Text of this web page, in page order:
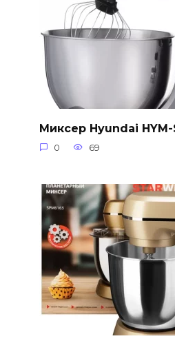
Миксер Hyundai HYM-
0 69